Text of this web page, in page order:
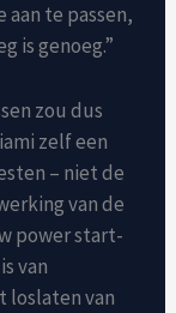
te passen,
is genoeg.”
zou dus
zelf een
– niet de
van de
power start-
van
loslaten van